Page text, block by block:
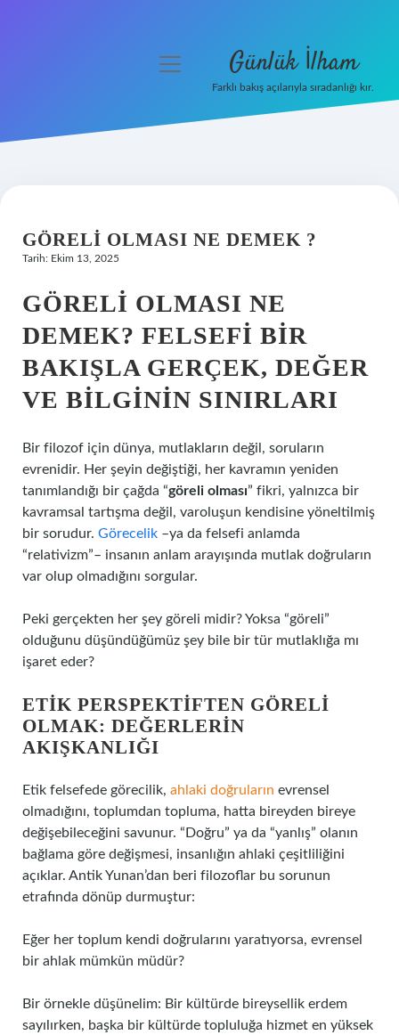
Hakkımızda
menüyü
Günlük İlham
Farklı bakış açılarıyla sıradanlığı kır.
GÖRELI OLMASI NE DEMEK ?
Tarih: Ekim 13, 2025
GÖRELI OLMASI NE
DEMEK? FELSEFI BIR
BAKIŞLA GERÇEK, DEĞER
VE BILGININ SINIRLARI
Bir filozof için dünya, mutlakların değil, soruların
evrenidir. Her şeyin değiştiği, her kavramın yeniden
tanımlandığı bir çağda “göreli olması” fikri, yalnızca bir
kavramsal tartışma değil, varoluşun kendisine yöneltilmiş
bir sorudur. Görecelik –ya da felsefi anlamda
“relativizm”– insanın anlam arayışında mutlak doğruların
var olup olmadığını sorgular.
Peki gerçekten her şey göreli midir? Yoksa “göreli”
olduğunu düşündüğümüz şey bile bir tür mutlaklığa mı
işaret eder?
ETIK PERSPEKTIFTEN GÖRELI
OLMAK: DEĞERLERIN
AKIŞKANLIĞI
Etik felsefede görecilik, ahlaki doğruların evrensel
olmadığını, toplumdan topluma, hatta bireyden bireye
değişebileceğini savunur. “Doğru” ya da “yanlış” olanın
bağlama göre değişmesi, insanlığın ahlaki çeşitliliğini
açıklar. Antik Yunan’dan beri filozoflar bu sorunun
etrafında dönüp durmuştur:
Eğer her toplum kendi doğrularını yaratıyorsa, evrensel
bir ahlak mümkün müdür?
Bir örnekle düşünelim: Bir kültürde bireysellik erdem
sayılırken, başka bir kültürde topluluğa hizmet en yüksek